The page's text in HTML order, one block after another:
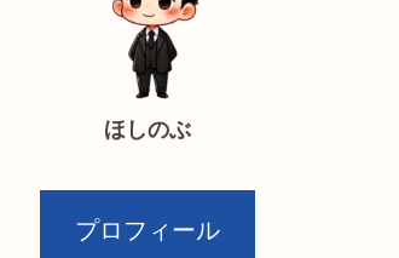
ほしのぶ
プロフィール